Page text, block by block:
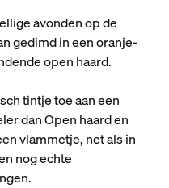
avonden op de
gedimd in een oranje-
open haard.
tintje toe aan een
dan Open haard en
vlammetje, net als in
nog echte